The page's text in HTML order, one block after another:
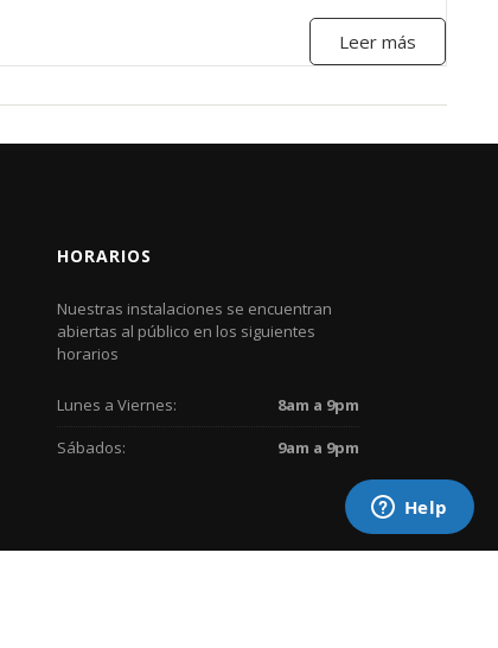
Leer más
HORARIOS
Nuestras instalaciones se encuentran
abiertas al público en los siguientes
horarios
Lunes a Viernes:
8am a 9pm
Sábados:
9am a 9pm